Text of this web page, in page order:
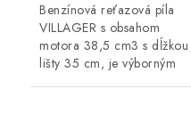
Benzínová reťazová píla
VILLAGER s obsahom
motora 38,5 cm3 s dĺžkou
lišty 35 cm, je výborným